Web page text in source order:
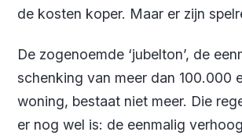
de kosten koper. Maar er zijn
De zogenoemde ‘jubelton’, de
schenking van meer dan 100.000
woning, bestaat niet meer. Die
er nog wel is: de eenmalig